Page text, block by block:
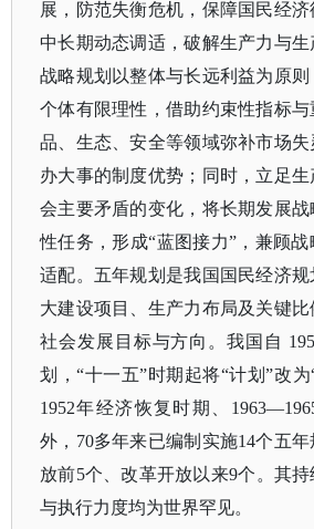
展，防范失衡危机，保障国民经
中长期动态调适，破解生产力与
战略规划以整体与长远利益为原
个体有限理性，借助约束性指标
品、生态、安全等领域弥补市场
办大事的制度优势；同时，立足
会主要矛盾的变化，将长期发展
性任务，形成“蓝图接力”，兼顾
适配。五年规划是我国国民经济
大建设项目、生产力布局及关键
社会发展目标与方向。我国自
划，“十一五”时期起将“计划”改
1952年经济恢复时期、
外，70多年来已编制实施14个五
放前5个、改革开放以来9个。其
与执行力度均为世界罕见。